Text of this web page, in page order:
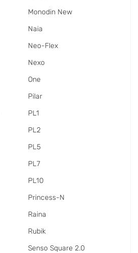
Monodin New
Naia
Neo-Flex
Nexo
One
Pilar
PL1
PL2
PL5
PL7
PL10
Princess-N
Raina
Rubik
Senso Square 2.0